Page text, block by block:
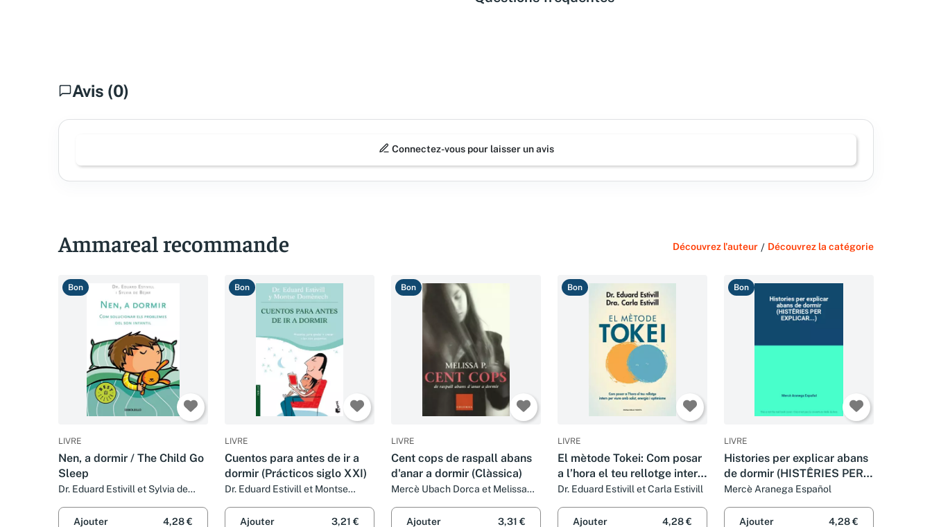
Avis (0)
Connectez-vous pour laisser un avis
Ammareal recommande Découvrez l'auteur / Découvrez la catégorie
Bon
LIVRE
Nen, a dormir / The Child Go
Sleep
Dr. Eduard Estivill et Sylvia de
Ajouter
4,28 €
Bon
LIVRE
Cuentos para antes de ir a
dormir (Prácticos siglo XXI)
Dr. Eduard Estivill et Montse
Ajouter
3,21 €
Bon
LIVRE
Cent cops de raspall abans
d'anar a dormir (Clàssica)
Mercè Ubach Dorca et Melissa
Ajouter
3,31 €
Bon
LIVRE
El mètode Tokei: Com posar
a l’hora el teu rellotge intern
per viure amb salut, energia i
optimisme (Divulgació)
Dr. Eduard Estivill et Carla Estivill
Ajouter 4,28 €
Bon
LIVRE
Histories per explicar abans
de dormir (HISTÊRIES PER
EXPLICAR...)
Mercè Aranega Español
Ajouter 4,28 €